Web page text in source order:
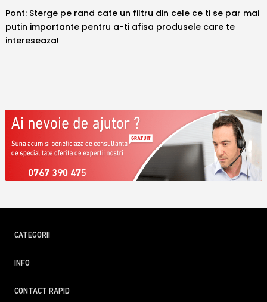
Pont: Sterge pe rand cate un filtru din cele ce ti se par mai
putin importante pentru a-ti afisa produsele care te
intereseaza!
0767 390 475
CATEGORII
INFO
CONTACT RAPID